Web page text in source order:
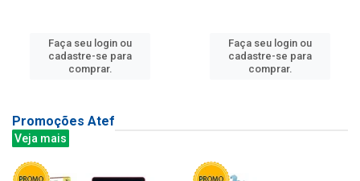
Faça seu login ou
cadastre-se para
comprar.
Faça seu login ou
cadastre-se para
comprar.
Promoções Atef
Veja mais